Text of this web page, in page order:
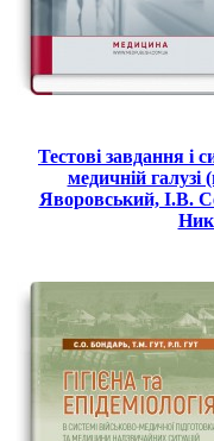
Тестові завдання і
медичній
Яворовський, І.В.